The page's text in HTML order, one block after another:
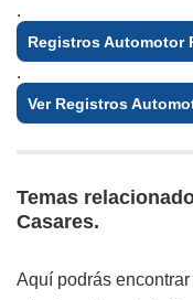
.
Registros Automotor
.
Ver Registros
Temas
Casares.
Aquí podrás